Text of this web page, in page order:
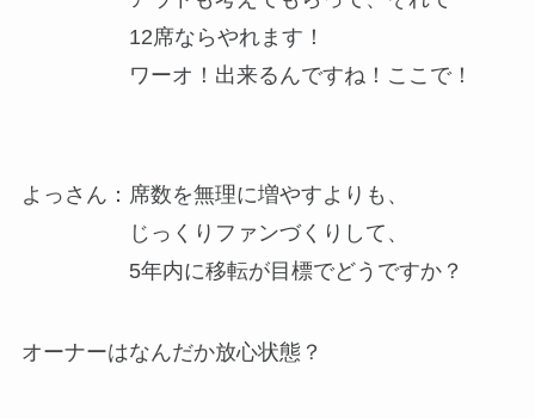
12席ならやれます！
ワーオ！出来るんですね！ここで！
よっさん：席数を無理に増やすよりも、
じっくりファンづくりして、
5年内に移転が目標でどうですか？
オーナーはなんだか放心状態？